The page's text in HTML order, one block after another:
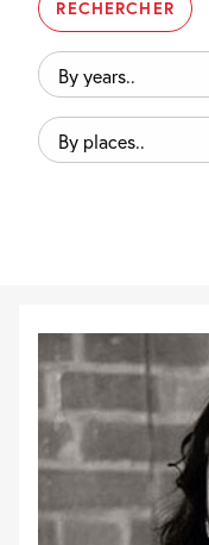
By
years..
By
places..